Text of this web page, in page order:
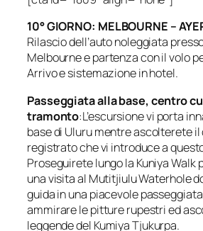
10° GIORNO: MELBOURNE –
Rilascio dell’auto noleggiata
Melbourne e partenza con il volo
Arrivo e sistemazione in hotel.
Passeggiata alla base, centro
tramonto:L’escursione vi porta
base di Uluru mentre ascolterete
registrato che vi introduce a
Proseguirete lungo la Kuniya
una visita al Mutitjiulu Waterhole
guida in una piacevole
ammirare le pitture rupestri ed
leggende del Kumiya Tjukurpa.